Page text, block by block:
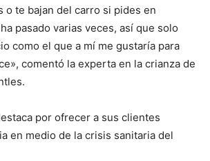
o te bajan del carro si pides en
pasado varias veces, así que solo
como el que a mí me gustaría para
comentó la experta en la crianza de
por ofrecer a sus clientes
en medio de la crisis sanitaria del